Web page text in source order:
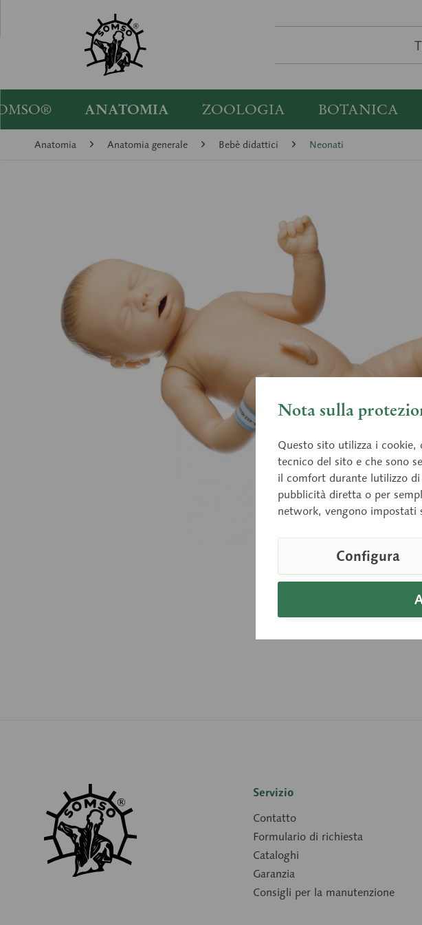
ANATOMIA ZOOLOGIA BOTANICA
Anatomia Anatomia generale Bebè didattici Neonati
Servizio
Contatto
Formulario di richiesta
Cataloghi
Garanzia
Consigli per la manutenzione
Nota sulla
Questo sito utilizza i cookie,
tecnico del sito e che sono
il comfort durante lutilizzo
pubblicità diretta o per
network, vengono impostati
Configura